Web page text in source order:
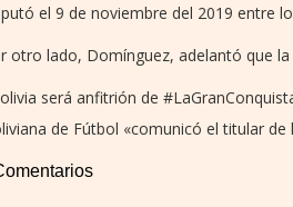
el 9 de noviembre del 2019 entre
otro lado, Domínguez, adelantó que
será anfitrión de
de Fútbol «comunicó el titular